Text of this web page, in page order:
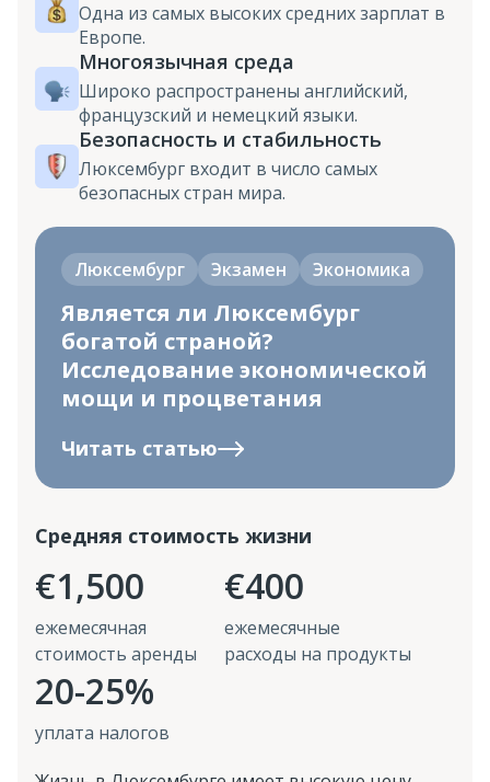
Одна из самых высоких средних зарплат в
Европе.
Многоязычная среда
Широко распространены английский,
французский и немецкий языки.
Безопасность и стабильность
Люксембург входит в число самых
безопасных стран мира.
Люксембург Экзамен Экономика
Является ли Люксембург
богатой страной?
Исследование экономической
мощи и процветания
Читать статью
Средняя стоимость жизни
€1,500
ежемесячная
стоимость аренды
€400
ежемесячные
расходы на продукты
20-25%
уплата налогов